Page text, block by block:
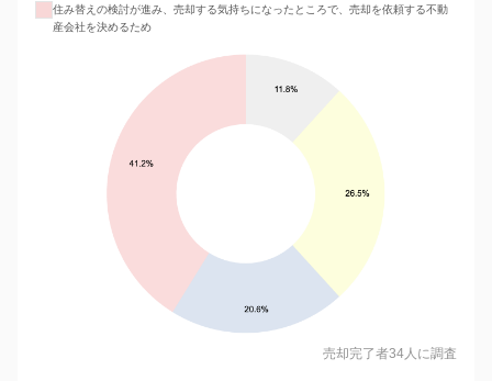
住み替えの検討が進み、売却する気持ちになったところで、売却を依頼する不動
産会社を決めるため
売却完了者34人に調査